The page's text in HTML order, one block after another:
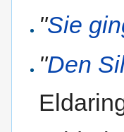
"Sie
"Den